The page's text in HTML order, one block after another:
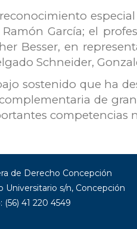
García; el
Besser, en
Schneider,
sostenido que ha
de
competencias
de Derecho Concepción
Universitario s/n, Concepción
(56) 41 220 4549